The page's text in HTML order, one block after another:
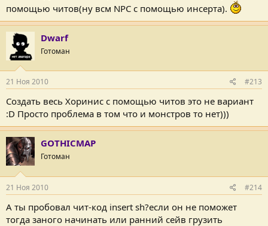
помощью читов(ну всм NPC с помощью инсерта).
Dwarf
Готоман
21 Ноя 2010 #213
Создать весь Хоринис с помощью читов это не вариант
:D Просто проблема в том что и монстров то нет)))
GOTHICMAP
Готоман
21 Ноя 2010 #214
А ты пробовал чит-код insert sh?если он не поможет
тогда заного начинать или ранний сейв грузить